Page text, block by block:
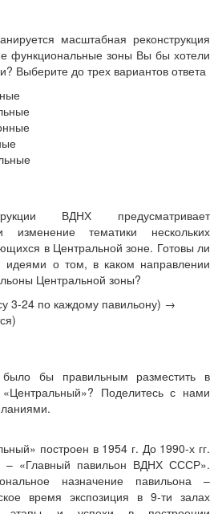
масштабная реконструкция
функциональные зоны Вы бы хотели
Выберите до трех вариантов ответа
ВДНХ предусматривает
изменение тематики нескольких
в Центральной зоне. Готовы ли
идеями о том, в каком направлении
Центральной зоны?
3-24 по каждому павильону) →
бы правильным разместить в
Поделитесь с нами
построен в 1954 г. До 1990-х гг.
– «Главный павильон ВДНХ СССР».
назначение павильона –
время экспозиция в 9-ти залах